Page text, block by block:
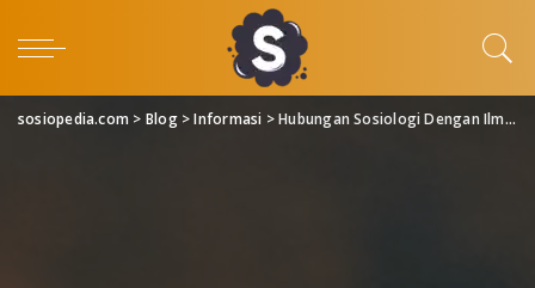
sosiopedia.com > Blog>Informasi >Hubungan Sosiologi Dengan Ilmu Ekonomi